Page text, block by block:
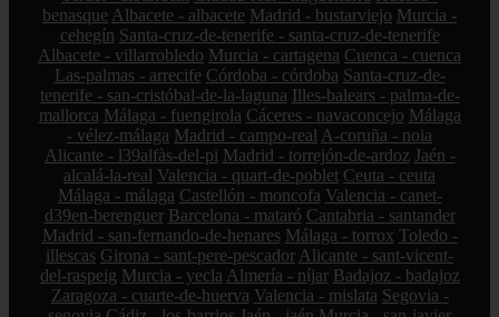
benasque Albacete - albacete Madrid - bustarviejo Murcia -
cehegín Santa-cruz-de-tenerife - santa-cruz-de-tenerife
Albacete - villarrobledo Murcia - cartagena Cuenca - cuenca
Las-palmas - arrecife Córdoba - córdoba Santa-cruz-de-
tenerife - san-cristóbal-de-la-laguna Illes-balears - palma-de-
mallorca Málaga - fuengirola Cáceres - navaconcejo Málaga
- vélez-málaga Madrid - campo-real A-coruña - noia
Alicante - l39alfàs-del-pi Madrid - torrejón-de-ardoz Jaén -
alcalá-la-real Valencia - quart-de-poblet Ceuta - ceuta
Málaga - málaga Castellón - moncofa Valencia - canet-
d39en-berenguer Barcelona - mataró Cantabria - santander
Madrid - san-fernando-de-henares Málaga - torrox Toledo -
illescas Girona - sant-pere-pescador Alicante - sant-vicent-
del-raspeig Murcia - yecla Almería - níjar Badajoz - badajoz
Zaragoza - cuarte-de-huerva Valencia - mislata Segovia -